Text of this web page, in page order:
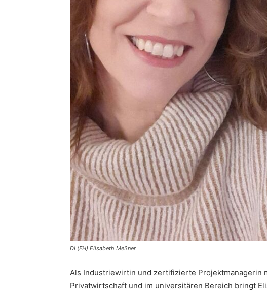
DI (FH) Elisabeth Meßner
Als Industriewirtin und zertifizierte Projektmanagerin
Privatwirtschaft und im universitären Bereich bringt